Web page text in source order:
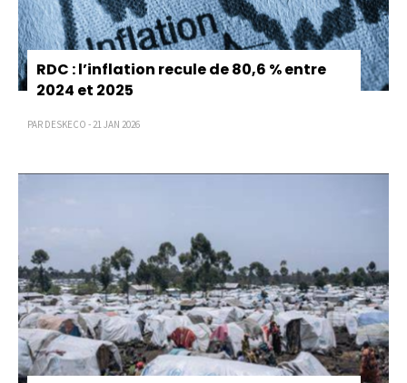
RDC : l’inflation recule de 80,6 % entre
2024 et 2025
PAR DESKECO - 21 JAN 2026